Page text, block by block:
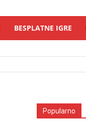
BESPLATNE IGRE
Popularno